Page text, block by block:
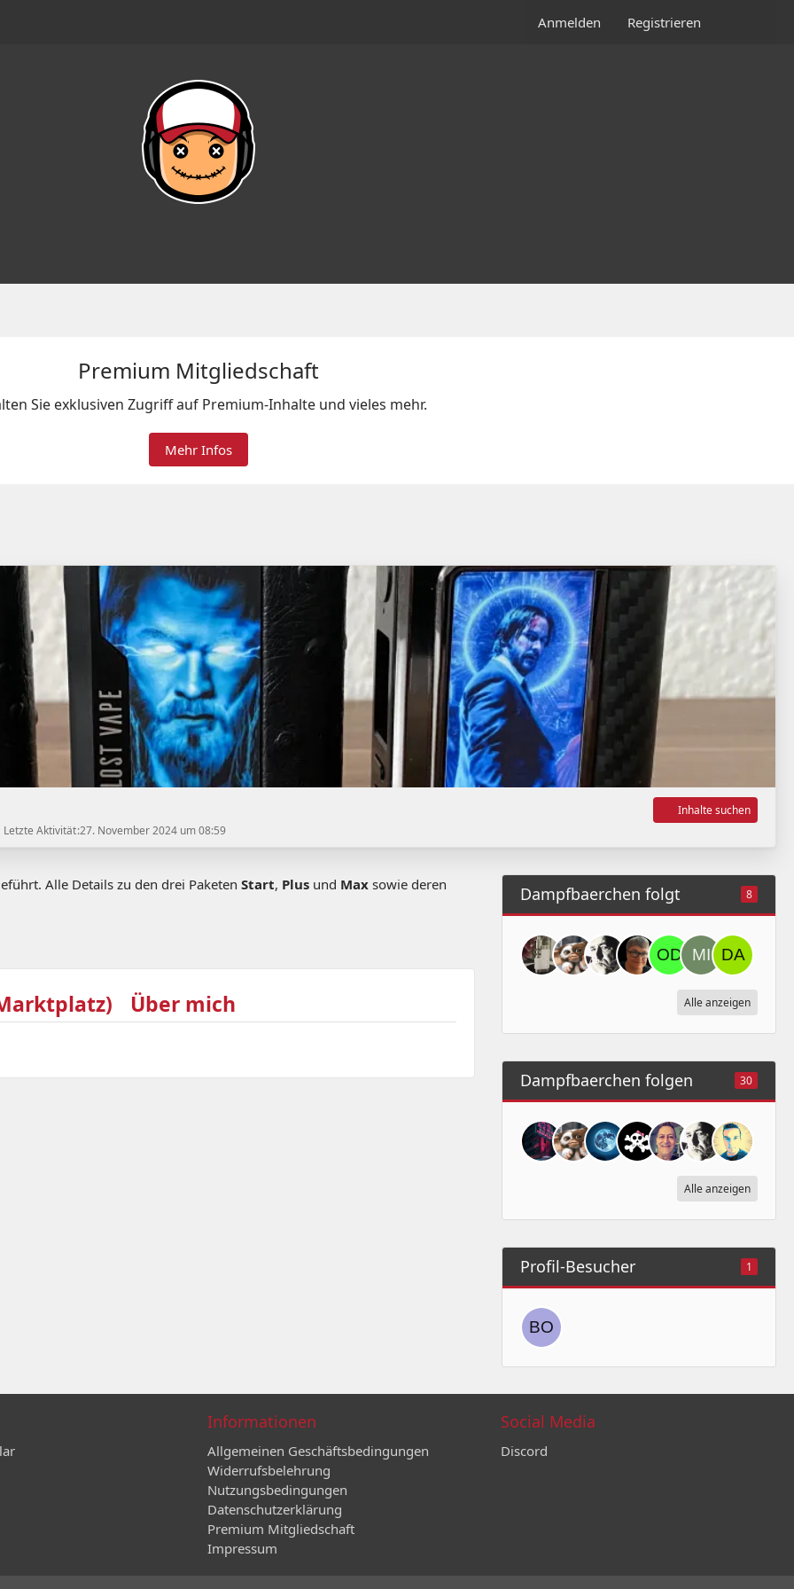
Anmelden Registrieren
Premium Mitgliedschaft
Sie exklusiven Zugriff auf Premium-Inhalte und vieles mehr.
Mehr Infos
Inhalte suchen
Letzte Aktivität 27. November 2024 um 08:59
Alle Details zu den drei Paketen Start, Plus und Max sowie deren
Über mich
Dampfbaerchen folgt 8
Alle anzeigen
Dampfbaerchen folgen 30
Alle anzeigen
Profil-Besucher 1
Informationen
Allgemeinen Geschäftsbedingungen
Widerrufsbelehrung
Nutzungsbedingungen
Datenschutzerklärung
Premium Mitgliedschaft
Impressum
Social Media
Discord